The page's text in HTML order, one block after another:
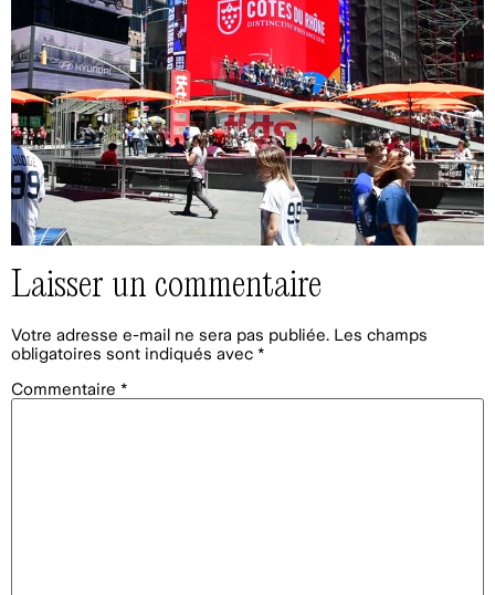
Laisser un commentaire
Votre adresse e-mail ne sera pas publiée. Les champs
obligatoires sont indiqués avec *
Commentaire *